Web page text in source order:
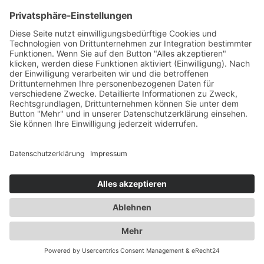
Impressum Datenschutzerklärung
© 2019 · Ulrike Wetzel